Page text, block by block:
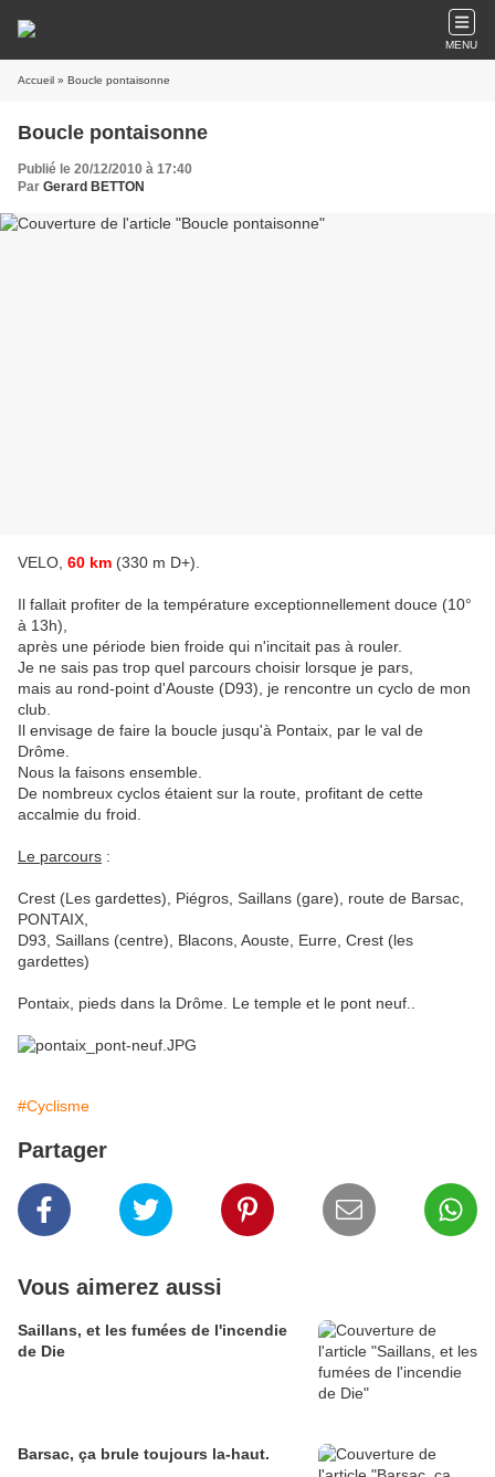
MENU
Accueil » Boucle pontaisonne
Boucle pontaisonne
Publié le 20/12/2010 à 17:40
Par Gerard BETTON
VELO, 60 km (330 m D+).
Il fallait profiter de la température exceptionnellement douce (10°
à 13h),
après une période bien froide qui n'incitait pas à rouler.
Je ne sais pas trop quel parcours choisir lorsque je pars,
mais au rond-point d'Aouste (D93), je rencontre un cyclo de mon
club.
Il envisage de faire la boucle jusqu'à Pontaix, par le val de
Drôme.
Nous la faisons ensemble.
De nombreux cyclos étaient sur la route, profitant de cette
accalmie du froid.
Le parcours :
Crest (Les gardettes), Piégros, Saillans (gare), route de Barsac,
PONTAIX,
D93, Saillans (centre), Blacons, Aouste, Eurre, Crest (les
gardettes)
Pontaix, pieds dans la Drôme. Le temple et le pont neuf..
#Cyclisme
Partager
Vous aimerez aussi
Saillans, et les fumées de l'incendie
de Die
Barsac, ça brule toujours la-haut.